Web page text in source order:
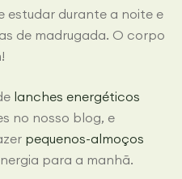
estudar durante a noite e
de madrugada. O corpo
lanches energéticos
no nosso blog, e
pequenos-almoços
para a manhã.